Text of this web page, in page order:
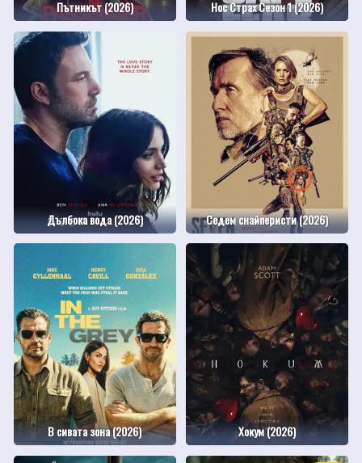
Пътникът (2026) Нос Страх Сезон 1 (2026)
Дълбока вода (2026) Седем снайперисти (2026)
В сивата зона (2026) Хокум (2026)